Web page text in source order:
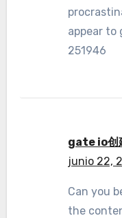
appear to
251946
gate io创
junio 22,
Can you
the